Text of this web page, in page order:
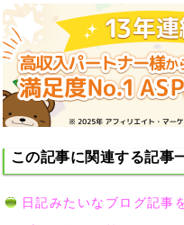
この記事に関連する記事
日記みたいなブログ記事